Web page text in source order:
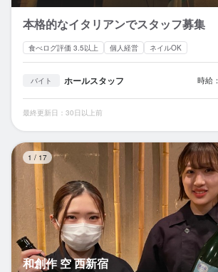
本格的なイタリアンでスタッフ募集
食べログ評価 3.5以上 個人経営 ネイルOK
バイト ホールスタッフ 時給：
最終更新日：30日以上前
1 / 17
和創作 空 西新宿